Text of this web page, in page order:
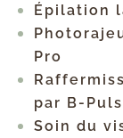
Épilation
Pro
par B-
Soin du